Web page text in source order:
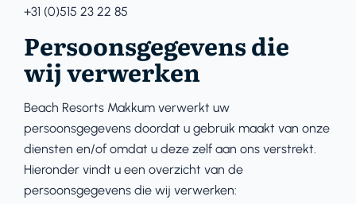
+31 (0)515 23 22 85
Persoonsgegevens die
wij verwerken
Beach Resorts Makkum verwerkt uw
persoonsgegevens doordat u gebruik maakt van onze
diensten en/of omdat u deze zelf aan ons verstrekt.
Hieronder vindt u een overzicht van de
persoonsgegevens die wij verwerken: